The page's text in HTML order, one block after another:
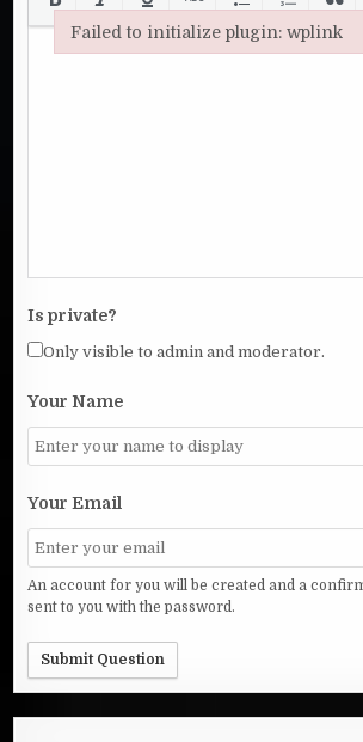
Is private?
Only visible to admin and moderator.
Your Name
Your Email
An account for you will be created and a
sent to you with the password.
Submit Question
Failed to initialize plugin: wplink
Failed to initialize plugin: wplink